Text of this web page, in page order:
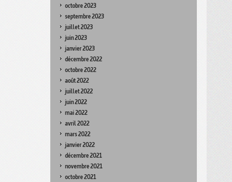
octobre 2023
septembre 2023
juillet 2023
juin 2023
janvier 2023
décembre 2022
octobre 2022
août 2022
juillet 2022
juin 2022
mai 2022
avril 2022
mars 2022
janvier 2022
décembre 2021
novembre 2021
octobre 2021